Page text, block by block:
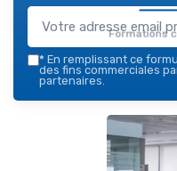
Formations
* En remplissant ce
des fins commerciales
partenaires.